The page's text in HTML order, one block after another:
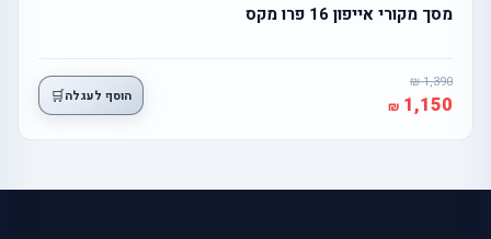
מסך מקורי אייפון 16 פרו מקס
1,390
1,150 הוסף לעגלה🛒